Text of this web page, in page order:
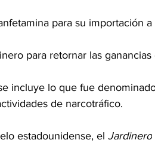
para su importación a
para retornar las
incluye lo que fue
de narcotráfico.
estadounidense, el Jardinero